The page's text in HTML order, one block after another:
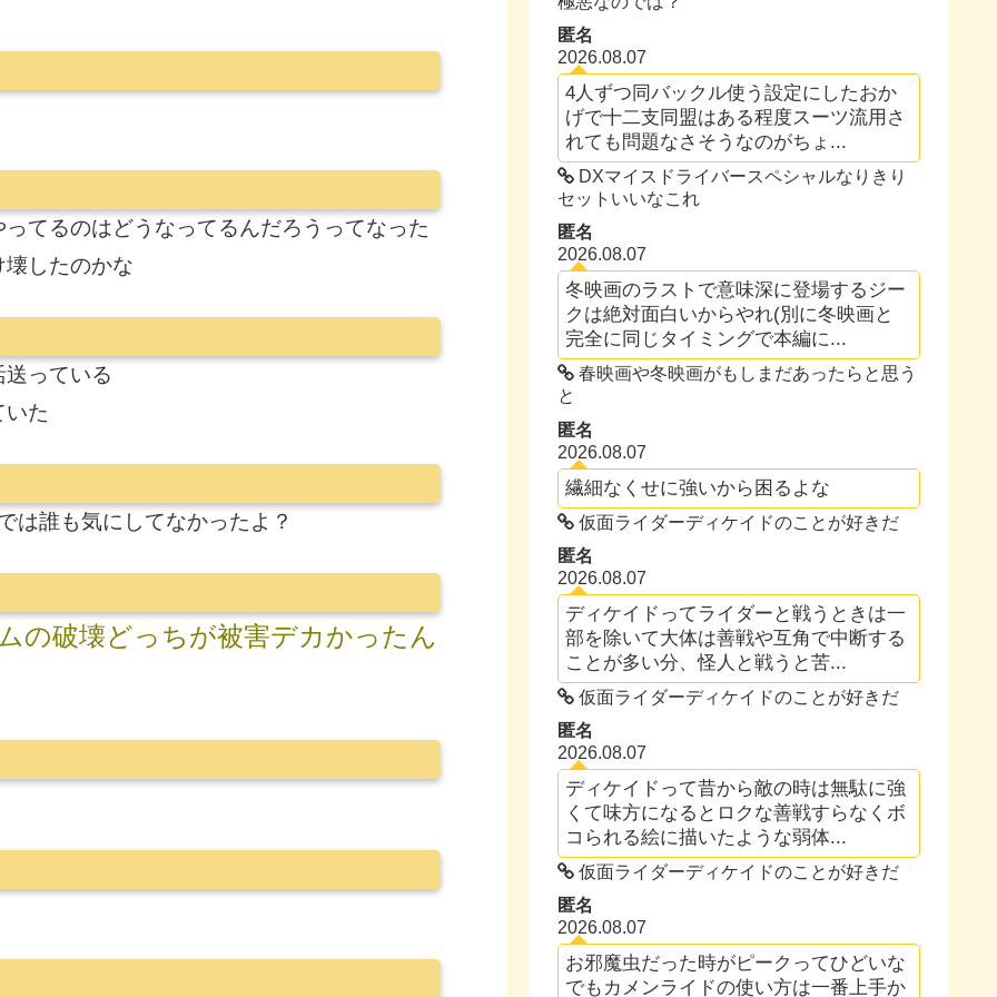
てるのはどうなってるんだろうってなった
したのかな
っている
いた
は誰も気にしてなかったよ？
の破壊どっちが被害デカかったん
匿名
2026.08.07
4人ずつ同バックル使う設定にしたおか
げで十二支同盟はある程度スーツ流用さ
れても問題なさそうなのがちょ...
DXマイスドライバースペシャルなりきり
セットいいなこれ
匿名
2026.08.07
冬映画のラストで意味深に登場するジー
クは絶対面白いからやれ(別に冬映画と
完全に同じタイミングで本編に...
春映画や冬映画がもしまだあったらと思う
と
匿名
2026.08.07
繊細なくせに強いから困るよな
仮面ライダーディケイドのことが好きだ
匿名
2026.08.07
ディケイドってライダーと戦うときは一
部を除いて大体は善戦や互角で中断する
ことが多い分、怪人と戦うと苦...
仮面ライダーディケイドのことが好きだ
匿名
2026.08.07
ディケイドって昔から敵の時は無駄に強
くて味方になるとロクな善戦すらなくボ
コられる絵に描いたような弱体...
仮面ライダーディケイドのことが好きだ
匿名
2026.08.07
お邪魔虫だった時がピークってひどいな
でもカメンライドの使い方は一番上手か